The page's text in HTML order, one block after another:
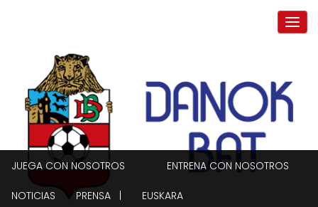
JUEGA CON NOSOTROS ENTRENA CON NOSOTROS
NOTICIAS PRENSA | EUSKARA